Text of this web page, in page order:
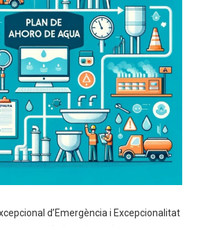
d’Emergència i Excepcionalitat